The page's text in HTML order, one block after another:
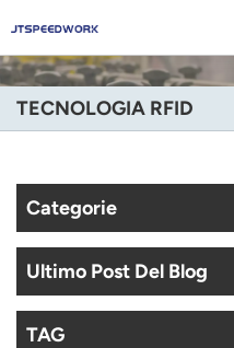
+86 -18681515767
TECNOLOGIA RFID
Categorie
Ultimo Post Del Blog
TAG